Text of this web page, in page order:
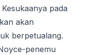
pada
akan
berpetualang.
penemu